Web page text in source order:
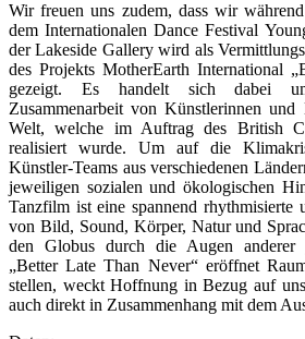
Wir freuen uns zudem, dass wir
dem Internationalen Dance Festival
der Lakeside Gallery wird als
des Projekts MotherEarth International
gezeigt. Es handelt sich dabei
Zusammenarbeit von Künstlerinnen und
Welt, welche im Auftrag des British
realisiert wurde. Um auf die
Künstler-Teams aus verschiedenen
jeweiligen sozialen und ökologischen
Tanzfilm ist eine spannend rhythmisierte
von Bild, Sound, Körper, Natur und
den Globus durch die Augen anderer
„Better Late Than Never“ eröffnet
stellen, weckt Hoffnung in Bezug auf
auch direkt in Zusammenhang mit dem